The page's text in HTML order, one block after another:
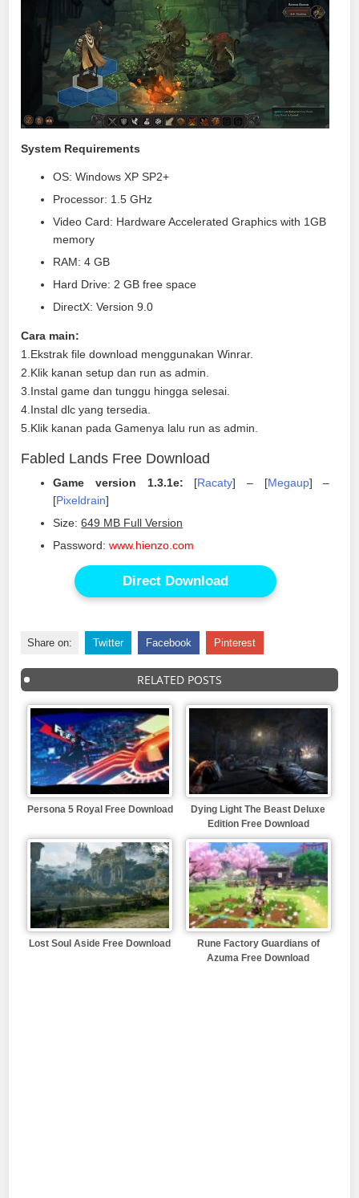
System Requirements
OS: Windows XP SP2+
Processor: 1.5 GHz
Video Card: Hardware Accelerated Graphics with 1GB
memory
RAM: 4 GB
Hard Drive: 2 GB free space
DirectX: Version 9.0
Cara main:
1.Ekstrak file download menggunakan Winrar.
2.Klik kanan setup dan run as admin.
3.Instal game dan tunggu hingga selesai.
4.Instal dlc yang tersedia.
5.Klik kanan pada Gamenya lalu run as admin.
Fabled Lands Free Download
Game version 1.3.1e: [Racaty] – [Megaup] –
[Pixeldrain]
Size:649 MB Full Version
Password:www.hienzo.com
Direct Download
Share on: Twitter Facebook Pinterest
RELATED POSTS
Persona 5 Royal Free Download
Dying Light The Beast Deluxe
Edition Free Download
Lost Soul Aside Free Download
Rune Factory Guardians of
Azuma Free Download